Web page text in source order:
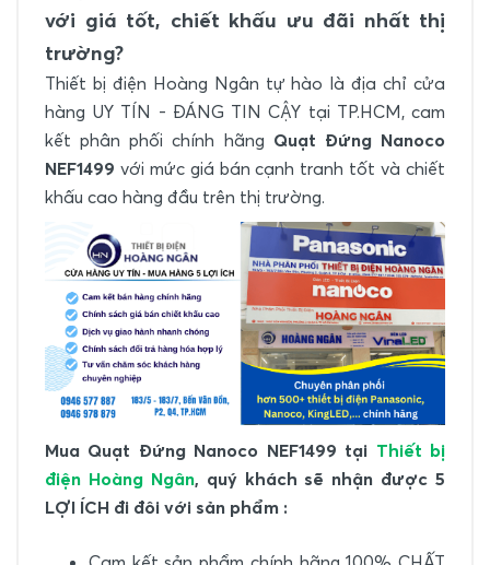
với giá tốt, chiết khấu ưu đãi nhất thị
trường?
Thiết bị điện Hoàng Ngân tự hào là địa chỉ cửa
hàng UY TÍN - ĐÁNG TIN CẬY tại TP.HCM, cam
kết phân phối chính hãng Quạt Đứng Nanoco
NEF1499 với mức giá bán cạnh tranh tốt và chiết
khấu cao hàng đầu trên thị trường.
Mua Quạt Đứng Nanoco NEF1499 tại Thiết bị
điện Hoàng Ngân, quý khách sẽ nhận được 5
LỢI ÍCH đi đôi với sản phẩm :